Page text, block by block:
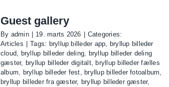
Guest gallery
By admin 19. marts 2026
Categories:
Articles
Tags: bryllup billeder app, bryllup billeder
cloud, bryllup billeder deling, bryllup billeder deling
gæster, bryllup billeder digitalt, bryllup billeder fælles
album, bryllup billeder fest, bryllup billeder fotoalbum,
bryllup billeder fra gæster, bryllup billeder gæster,